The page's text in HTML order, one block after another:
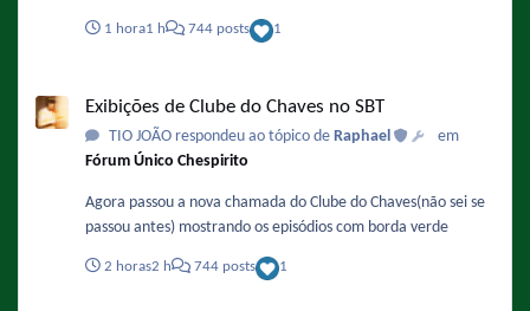
1 hora1 h 744 posts 1
Exibições de Clube do Chaves no SBT
TIO JOÃO respondeu ao tópico de Raphael
em
Fórum Único Chespirito
Agora passou a nova chamada do Clube do Chaves(não sei se
passou antes) mostrando os episódios com borda verde
2 horas2 h 744 posts 1